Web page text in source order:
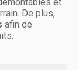
De plus,
afin de